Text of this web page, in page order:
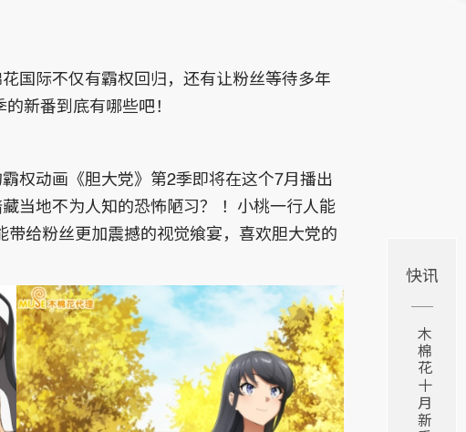
国际不仅有霸权回归，还有让粉丝等待多年
新番到底有哪些吧！
权动画《胆大党》第2季即将在这个7月播出
当地不为人知的恐怖陋习？ ！小桃一行人能
给粉丝更加震撼的视觉飨宴，喜欢胆大党的
快讯